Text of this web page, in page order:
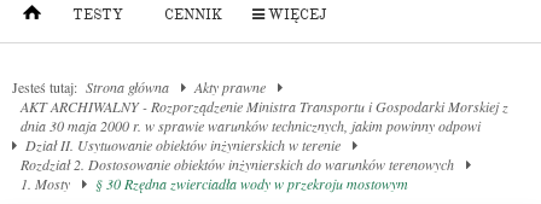
TESTY CENNIK WIĘCEJ
Jesteś tutaj: Strona główna
Akty prawne
AKT ARCHIWALNY - Rozporządzenie Ministra Transportu i Gospodarki Morskiej z
dnia 30 maja 2000 r. w sprawie warunków technicznych, jakim powinny odpowi
Dział II. Usytuowanie obiektów inżynierskich w terenie
Rozdział 2. Dostosowanie obiektów inżynierskich do warunków terenowych
1. Mosty
§ 30 Rzędna zwierciadła wody w przekroju mostowym